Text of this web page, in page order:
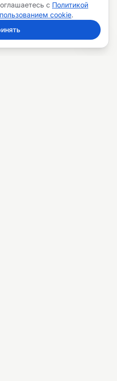
с Политикой
cookie.